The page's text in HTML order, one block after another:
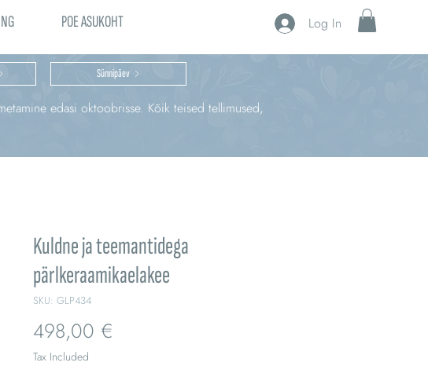
POE ASUKOHT Log In
Sünnipäev
edasi oktoobrisse. Kõik teised tellimused,
Kuldne ja teemantidega
pärlkeraamikaelakee
SKU: GLP434
498,00 €
Tax Included